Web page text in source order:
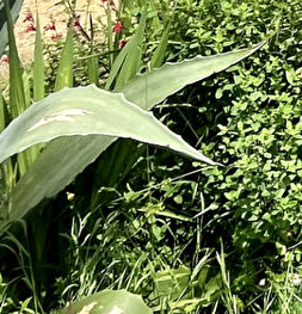
belle terrasse donnant sur un
m².
auxquels ce bien est
le site Géorisques:
| €205 000 hors honoraires|Honoraires : 5.50%